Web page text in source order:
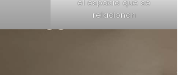
el espacio que se
relacionan